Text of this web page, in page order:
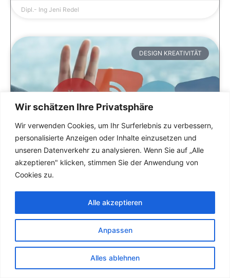
Wir schätzen Ihre Privatsphäre
Wir verwenden Cookies, um Ihr Surferlebnis zu verbessern,
personalisierte Anzeigen oder Inhalte einzusetzen und
unseren Datenverkehr zu analysieren. Wenn Sie auf „Alle
akzeptieren" klicken, stimmen Sie der Anwendung von
Cookies zu.
Anpassen
Alles ablehnen
Alle akzeptieren
Dipl.- Ing Jeni Redel
DESIGN KREATIVITÄT